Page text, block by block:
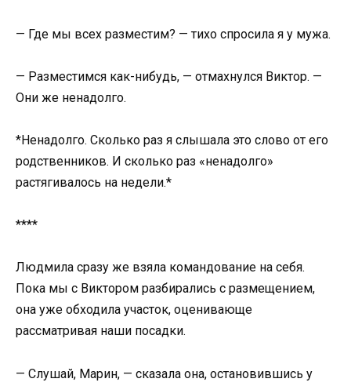
— Где мы всех разместим? — тихо спросила я у мужа.
— Разместимся как-нибудь, — отмахнулся Виктор. —
Они же ненадолго.
*Ненадолго. Сколько раз я слышала это слово от его
родственников. И сколько раз «ненадолго»
растягивалось на недели.*
****
Людмила сразу же взяла командование на себя.
Пока мы с Виктором разбирались с размещением,
она уже обходила участок, оценивающе
рассматривая наши посадки.
— Слушай, Марин, — сказала она, остановившись у